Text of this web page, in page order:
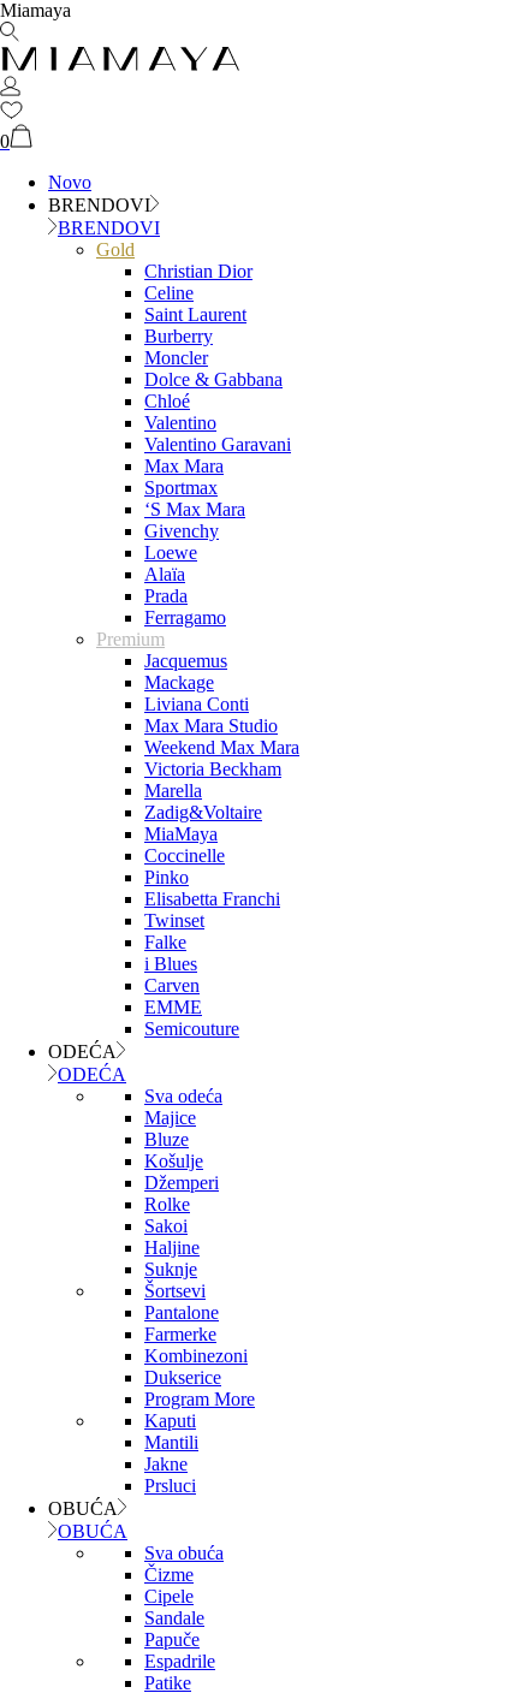
Miamaya
0
Novo
BRENDOVI
BRENDOVI
Gold
Christian Dior
Celine
Saint Laurent
Burberry
Moncler
Dolce & Gabbana
Chloé
Valentino
Valentino Garavani
Max Mara
Sportmax
‘S Max Mara
Givenchy
Loewe
Alaïa
Prada
Ferragamo
Premium
Jacquemus
Mackage
Liviana Conti
Max Mara Studio
Weekend Max Mara
Victoria Beckham
Marella
Zadig&Voltaire
MiaMaya
Coccinelle
Pinko
Elisabetta Franchi
Twinset
Falke
i Blues
Carven
EMME
Semicouture
ODEĆA
ODEĆA
Sva odeća
Majice
Bluze
Košulje
Džemperi
Rolke
Sakoi
Haljine
Suknje
Šortsevi
Pantalone
Farmerke
Kombinezoni
Dukserice
Program More
Kaputi
Mantili
Jakne
Prsluci
OBUĆA
OBUĆA
Sva obuća
Čizme
Cipele
Sandale
Papuče
Espadrile
Patike